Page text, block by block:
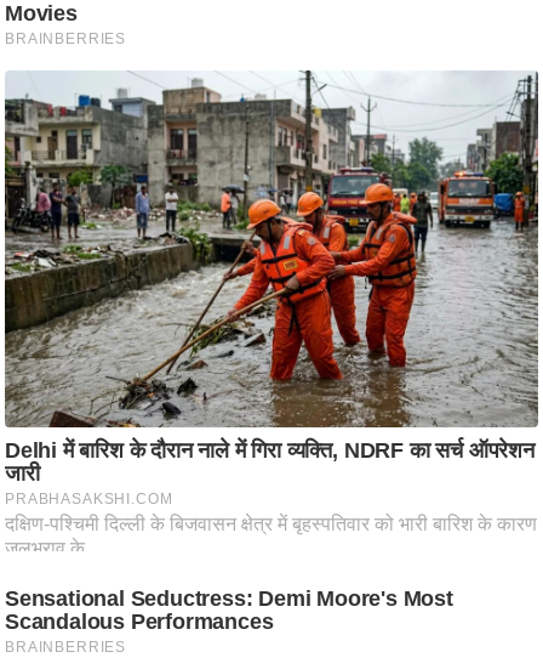
.
आ
.
चा
य
प
र
स
मी
क्षा
ध
र्म
ज्यो
ति
ष
प्र
म
हि